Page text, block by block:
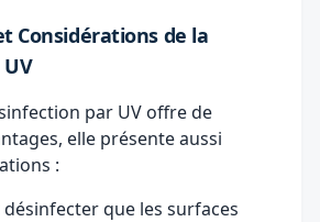
Considérations de la
par UV offre de
elle présente aussi
:
désinfecter que les surfaces